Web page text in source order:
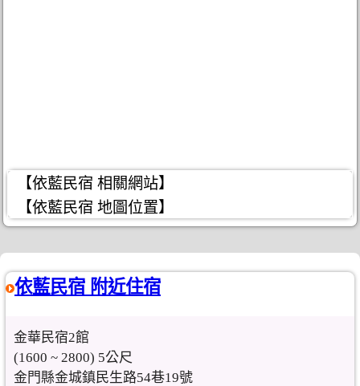
【依藍民宿 相關網站】
【依藍民宿 地圖位置】
依藍民宿 附近住宿
金華民宿2館
(1600 ~ 2800) 5公尺
金門縣金城鎮民生路54巷19號